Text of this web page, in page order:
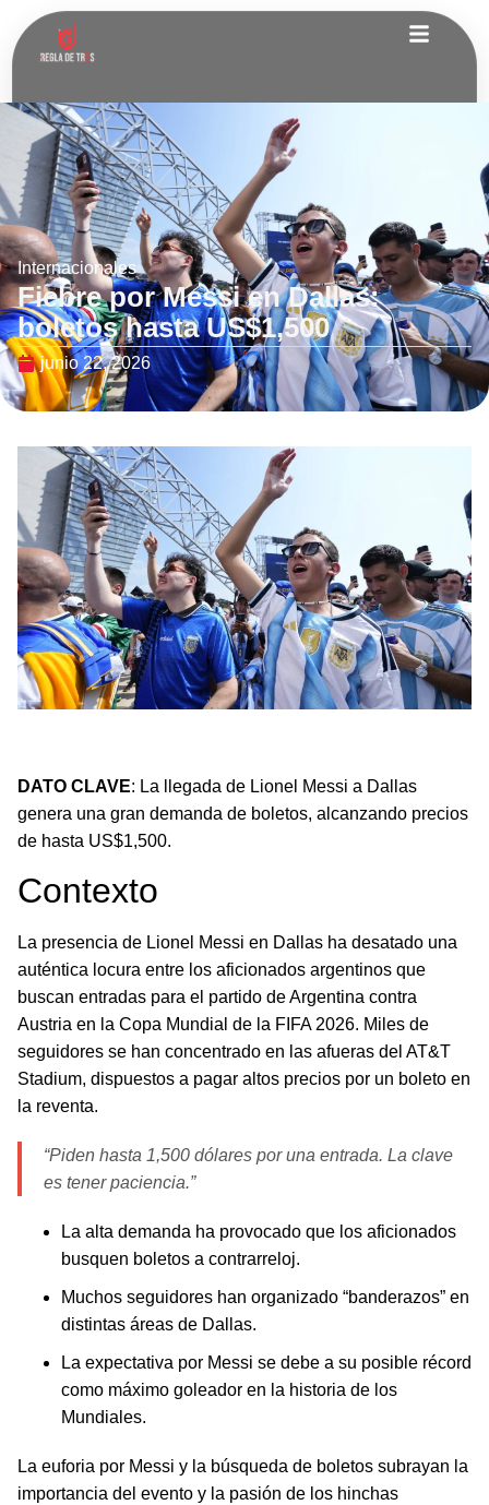
Internacionales
Fiebre por Messi en Dallas:
boletos hasta US$1,500
junio 22, 2026
DATO CLAVE: La llegada de Lionel Messi a Dallas
genera una gran demanda de boletos, alcanzando precios
de hasta US$1,500.
Contexto
La presencia de Lionel Messi en Dallas ha desatado una
auténtica locura entre los aficionados argentinos que
buscan entradas para el partido de Argentina contra
Austria en la Copa Mundial de la FIFA 2026. Miles de
seguidores se han concentrado en las afueras del AT&T
Stadium, dispuestos a pagar altos precios por un boleto en
la reventa.
“Piden hasta 1,500 dólares por una entrada. La clave
es tener paciencia.”
La alta demanda ha provocado que los aficionados
busquen boletos a contrarreloj.
Muchos seguidores han organizado “banderazos” en
distintas áreas de Dallas.
La expectativa por Messi se debe a su posible récord
como máximo goleador en la historia de los
Mundiales.
La euforia por Messi y la búsqueda de boletos subrayan la
importancia del evento y la pasión de los hinchas